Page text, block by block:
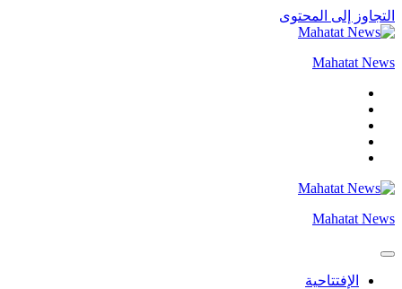
التجاوز إلى المحتوى
Mahatat News
Mahatat News
الإفتتاحية